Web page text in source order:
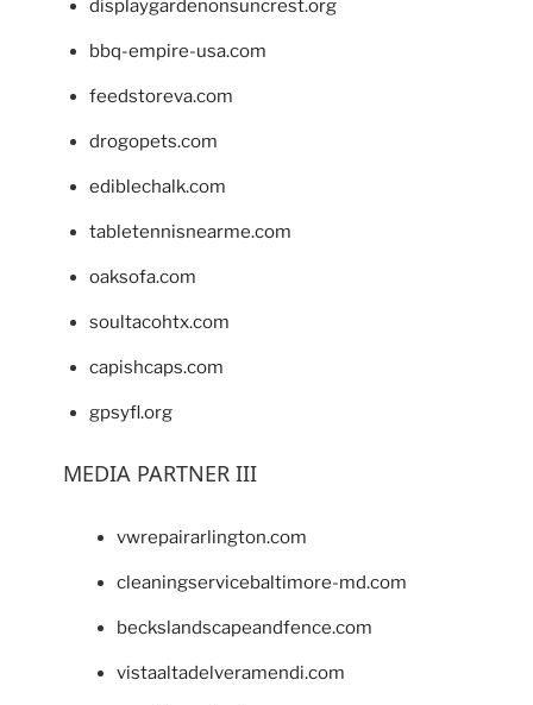
displaygardenonsuncrest.org
bbq-empire-usa.com
feedstoreva.com
drogopets.com
ediblechalk.com
tabletennisnearme.com
oaksofa.com
soultacohtx.com
capishcaps.com
gpsyfl.org
MEDIA PARTNER III
vwrepairarlington.com
cleaningservicebaltimore-md.com
beckslandscapeandfence.com
vistaaltadelveramendi.com